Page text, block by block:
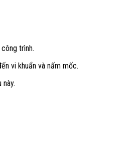
trình.
vi khuẩn và nấm mốc.